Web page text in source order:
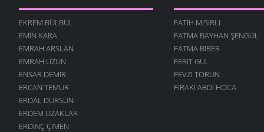
UTANSIN
5 ARALIK 2010
GELSIN
30 KASIM 2010
ÖĞRETMEN
22 KASIM 2010
DEĞIL MI?
22 KASIM 2010
AŞKI NEYLEYIM
EKREM BÜLBÜL
EMIN KARA
EMRAH ARSLAN
EMRAH UZUN
ENSAR DEMIR
ERCAN TEMUR
ERDAL DURSUN
ERDEM UZAKLAR
ERDINÇ ÇIMEN
FATIH MISIRLI
FATMA BAYHAN ŞENGÜL
FATMA BIBER
FERIT GÜL
FEVZI TORUN
FIRAKI ABDI HOCA